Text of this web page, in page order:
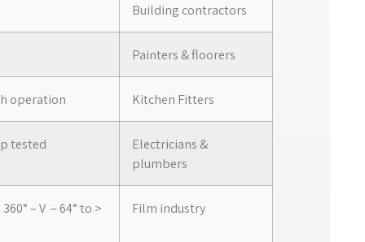
Building contractors
Painters & floorers
operation Kitchen Fitters
tested
Electricians &
plumbers
– V – 64° to >
Film industry